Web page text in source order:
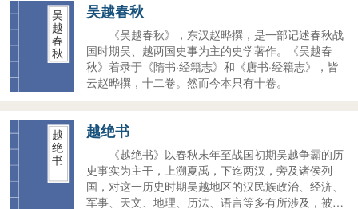
料。
吴
越
春
秋
吴越春秋
《吴越春秋》，东汉赵晔撰，是一部记述春秋战
国时期吴、越两国史事为主的史学著作。《吴越春
秋》着录于《隋书·经籍志》和《唐书·经籍志》，皆
云赵晔撰，十二卷。然而今本只有十卷。
越
绝
书
越绝书
《越绝书》以春秋末年至战国初期吴越争霸的历
史事实为主干，上溯夏禹，下迄两汉，旁及诸侯列
国，对这一历史时期吴越地区的汉民族政治、经济、
军事、天文、地理、历法、语言等多有所涉及，被誉